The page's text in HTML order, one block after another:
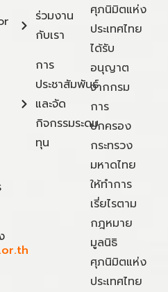
ร่วมงาน
กับเรา
การ
ประชาสัมพันธ์
และจัด
กิจกรรมระดม
ทุน
ศุภนิมิตแห่ง
ประเทศไทย
ได้รับ
อนุญาต
จากกรม
การ
ปกครอง
กระทรวง
มหาดไทย
ให้ทำการ
เรี่ยไรตาม
กฎหมาย
มูลนิธิ
ศุภนิมิตแห่ง
ประเทศไทย